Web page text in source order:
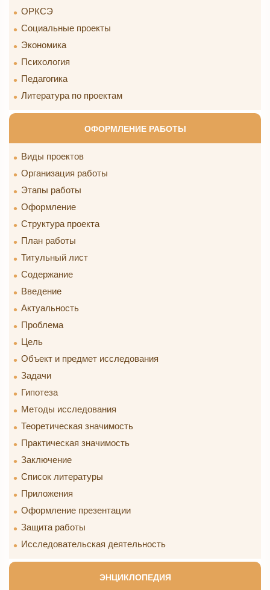
ОРКСЭ
Социальные проекты
Экономика
Психология
Педагогика
Литература по проектам
ОФОРМЛЕНИЕ РАБОТЫ
Виды проектов
Организация работы
Этапы работы
Оформление
Структура проекта
План работы
Титульный лист
Содержание
Введение
Актуальность
Проблема
Цель
Объект и предмет исследования
Задачи
Гипотеза
Методы исследования
Теоретическая значимость
Практическая значимость
Заключение
Список литературы
Приложения
Оформление презентации
Защита работы
Исследовательская деятельность
ЭНЦИКЛОПЕДИЯ